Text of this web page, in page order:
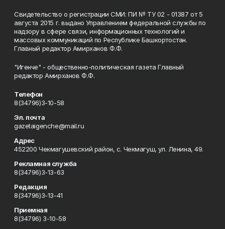
Свидетельство о регистрации СМИ: ПИ № ТУ 02 - 01387 от 5
августа 2015 г. выдано Управлением федеральной службы по
надзору в сфере связи, информационных технологий и
массовых коммуникаций по Республике Башкортостан.
Главный редактор Амирханов Ф.Ф.
"Игенче" - общественно-политическая газета Главный
редактор Амирханов Ф.Ф.
Телефон
8(34796)3-10-58
Эл. почта
gazetaigenche@mail.ru
Адрес
452200 Чекмагушевский район, с. Чекмагуш, ул. Ленина, 49.
Рекламная служба
8(34796)3-13-63
Редакция
8(34796)3-13-41
Приемная
8(34796) 3-10-58